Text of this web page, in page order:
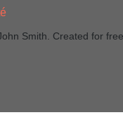
Smith. Created for